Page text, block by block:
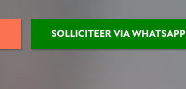
SOLLICITEER VIA WHATSAPP